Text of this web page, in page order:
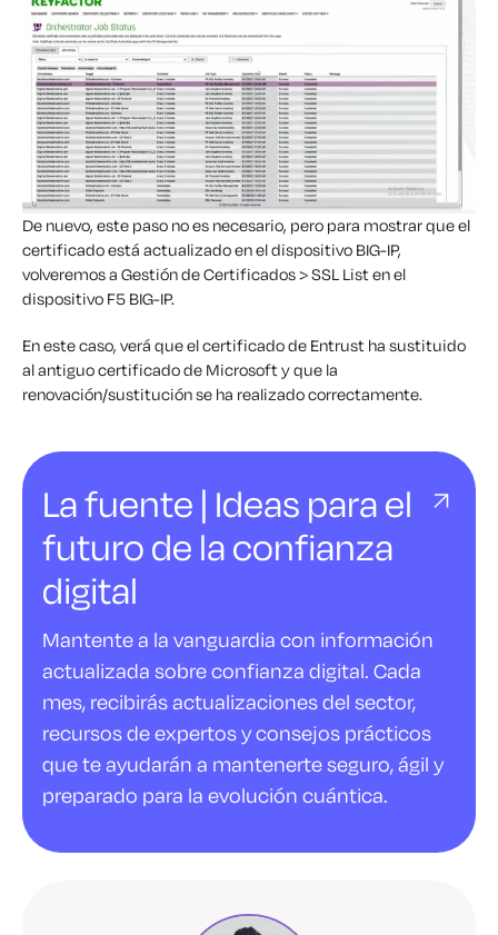
De nuevo, este paso no es necesario, pero para mostrar que el
certificado está actualizado en el dispositivo BIG-IP,
volveremos a Gestión de Certificados > SSL List en el
dispositivo F5 BIG-IP.
En este caso, verá que el certificado de Entrust ha sustituido
al antiguo certificado de Microsoft y que la
renovación/sustitución se ha realizado correctamente.
La fuente | Ideas para el
futuro de la confianza
digital
Mantente a la vanguardia con información
actualizada sobre confianza digital. Cada
mes, recibirás actualizaciones del sector,
recursos de expertos y consejos prácticos
que te ayudarán a mantenerte seguro, ágil y
preparado para la evolución cuántica.